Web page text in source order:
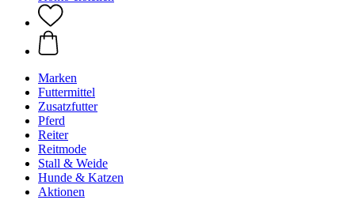
Marken
Futtermittel
Zusatzfutter
Pferd
Reiter
Reitmode
Stall & Weide
Hunde & Katzen
Aktionen